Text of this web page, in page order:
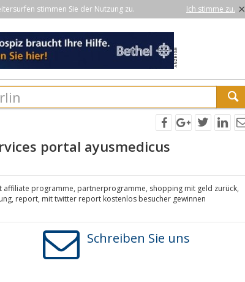
stimmen Sie der Nutzung zu. Ich stimme zu. ×
portal ayusmedicus
programme, partnerprogramme, shopping mit geld zurück,
report, mit twitter report kostenlos besucher gewinnen
Schreiben Sie uns